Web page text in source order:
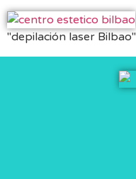
"depilación laser Bilbao"